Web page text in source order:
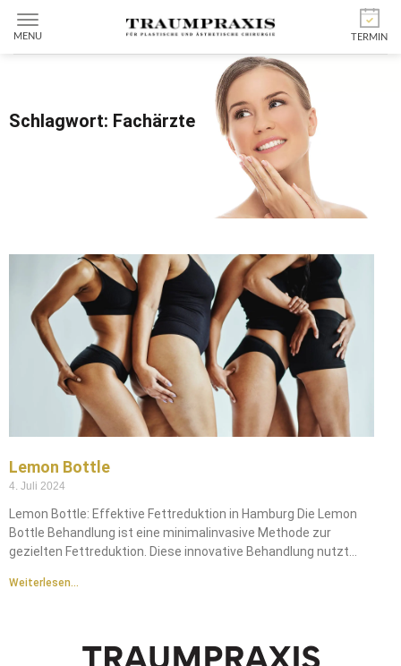
MENU TERMIN
Schlagwort: Fachärzte
Lemon Bottle
4. Juli 2024
Lemon Bottle: Effektive Fettreduktion in Hamburg Die Lemon
Bottle Behandlung ist eine minimalinvasive Methode zur
gezielten Fettreduktion. Diese innovative Behandlung nutzt
Weiterlesen...